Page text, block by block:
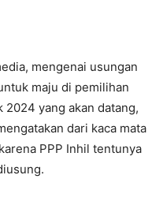
mengenai usungan
maju di pemilihan
2024 yang akan datang,
dari kaca mata
PPP Inhil tentunya